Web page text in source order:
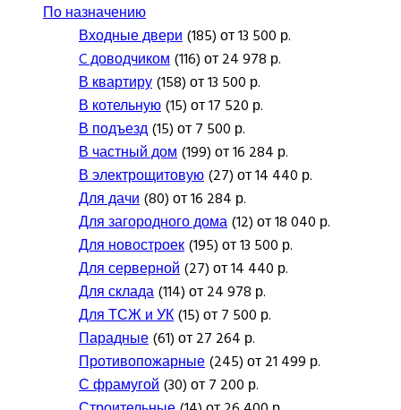
По назначению
Входные двери(185) от 13 500 р.
C доводчиком(116) от 24 978 р.
В квартиру(158) от 13 500 р.
В котельную(15) от 17 520 р.
В подъезд(15) от 7 500 р.
В частный дом(199) от 16 284 р.
В электрощитовую(27) от 14 440 р.
Для дачи(80) от 16 284 р.
Для загородного дома(12) от 18 040 р.
Для новостроек(195) от 13 500 р.
Для серверной(27) от 14 440 р.
Для склада(114) от 24 978 р.
Для ТСЖ и УК(15) от 7 500 р.
Парадные(61) от 27 264 р.
Противопожарные(245) от 21 499 р.
С фрамугой(30) от 7 200 р.